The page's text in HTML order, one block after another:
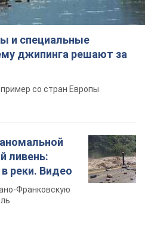
и специальные
джипинга решают за
со стран Европы
ливень:
реки. Видео
Франковскую